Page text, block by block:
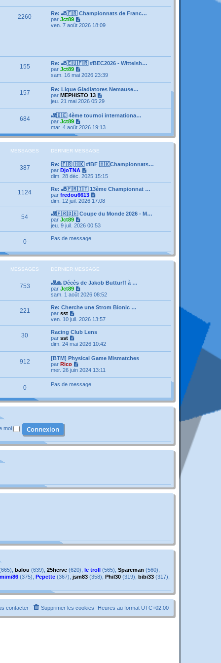
s
a
e
r
m
e
s
e
d
e
r
m
s
s
a
g
e
2260
Re: 🎳🇫🇷 Championnats de Franc…
par Jct89
o
e
r
n
i
e
r
m
e
s
s
a
g
e
ven. 7 août 2026 18:09
155
Re: 🎳🇪🇺🇫🇷 #BEC2026 - Wittelsh…
par Jct89
o
r
l
e
d
e
r
i
e
r
e
s
a
g
e
sam. 16 mai 2026 23:39
157
Re: Ligue Gladiatores Nemause…
par MEPHISTO 13
o
r
l
e
d
e
r
r
e
s
s
g
e
jeu. 21 mai 2026 05:29
684
🎳🇧🇪 4ème tournoi internationa…
par Jct89
o
i
r
e
e
r
n
i
e
r
m
e
s
g
e
mar. 4 août 2026 19:13
MESSAGES DERNIER MESSAGE
387
Re: 🇫🇷 🇭🇰 #IBF 🇭🇰Championnats…
par DjoTNA
o
i
r
l
e
r
n
i
r
e
s
a
e
dim. 28 déc. 2025 15:15
1124
Re: 🎳🇫🇷🇮🇹 13ème Championnat …
par fredou6613
o
i
r
e
i
e
m
s
a
g
e
dim. 12 juil. 2026 17:08
54
🎳🇫🇷🇩🇪 Coupe du Monde 2026 - M…
par Jct89
o
i
r
d
e
r
n
e
m
e
s
a
g
e
jeu. 9 juil. 2026 00:53
0 Pas de message
MESSAGES DERNIER MESSAGE
753
🎳🙏 Décès de Jakob Butturff à …
par Jct89
o
i
r
e
r
n
i
e
r
e
s
s
e
sam. 1 août 2026 08:52
221
Re: Cherche une Strom Bionic …
par sst
o
i
r
e
r
n
i
e
r
s
s
ven. 10 juil. 2026 13:57
30
Racing Club Lens
par sst
o
l
e
d
e
r
i
e
r
g
e
dim. 24 mai 2026 10:42
912
[BTM] Physical Game Mismatches
par Rico
o
l
d
m
e
mer. 26 juin 2024 13:11
0 Pas de message
moi
balou (639), 25herve (620), le troll (565), Spareman (560),
mimi86 (375), Pepette (367), jsm83 (358), Phil30 (319), bibi33 (317),
Heures au format UTC+02:00
Supprimer les cookies
contacter